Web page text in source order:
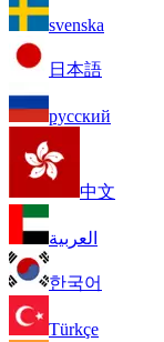
svenska
日本語
русский
中文
العربية
한국어
Türkçe